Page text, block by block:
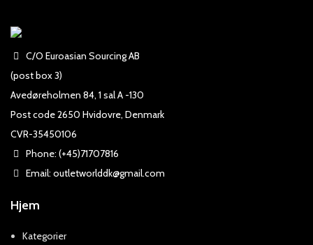
C/O Euroasian Sourcing AB
(post box 3)
Avedøreholmen 84, 1 sal A -130
Post code 2650 Hvidovre, Denmark
CVR-35450106
Phone: (+45)71707816
Email: outletworlddk@gmail.com
Hjem
Kategorier